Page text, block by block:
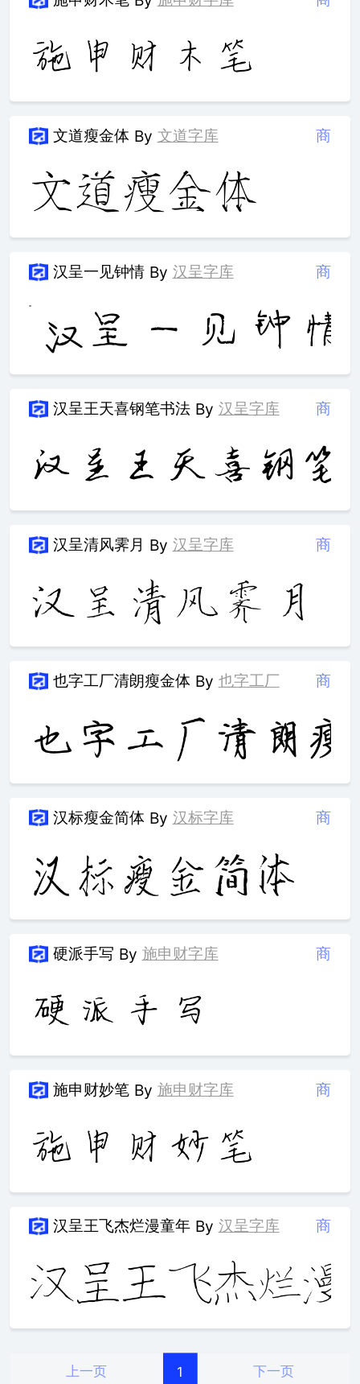
文道瘦金体 By 文道字库 商
汉呈一见钟情 By 汉呈字库 商
汉呈王天喜钢笔书法 By 汉呈字库 商
汉呈清风霁月 By 汉呈字库 商
也字工厂清朗瘦金体 By 也字工厂 商
汉标瘦金简体 By 汉标字库 商
硬派手写 By 施申财字库 商
施申财妙笔 By 施申财字库 商
汉呈王飞杰烂漫童年 By 汉呈字库 商
上一页 1 下一页